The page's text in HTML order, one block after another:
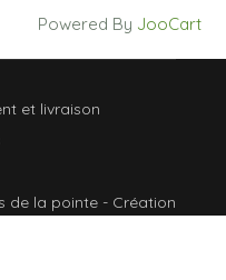
Powered By JooCart
et livraison
de la pointe - Création